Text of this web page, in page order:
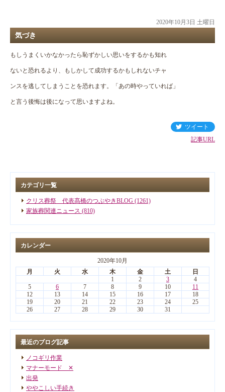
2020年10月3日 土曜日
気づき
もしうまくいかなかったら恥ずかしい思いをするかも知れ
ないと恐れるより、もしかして成功するかもしれないチャ
ンスを逃してしまうことを恐れます。「あの時やっていれば」
と言う後悔は後になって思いますよね。
ツイート
記事URL
カテゴリ一覧
クリス葬祭 代表髙橋のつぶやきBLOG (1261)
家族葬関連ニュース (810)
カレンダー
2020年10月
月
火 水 木 金 土
日
1
2 3
4
5
6 7 8 9 10
11
12
13 14 15 16 17
18
19
20 21 22 23 24
25
26
27 28 29 30 31
最近のブログ記事
ノコギリ作業
マナーモード ✕
出発
ややこしい手続き